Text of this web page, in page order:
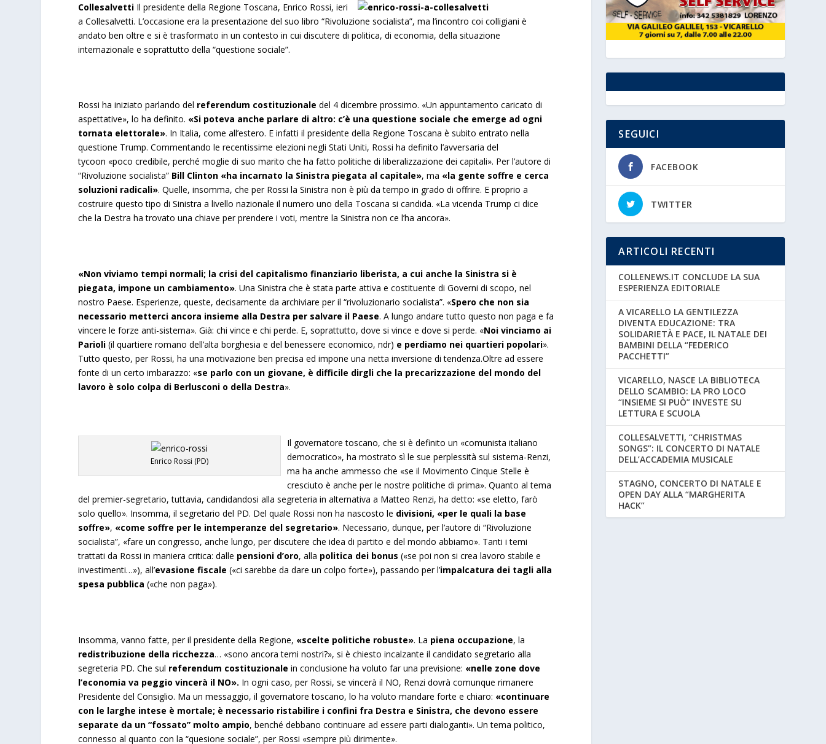
Collesalvetti Il presidente della Regione Toscana, Enrico Rossi, ieri
a Collesalvetti. L’occasione era la presentazione del suo libro “Rivoluzione socialista”, ma l’incontro coi colligiani è
andato ben oltre e si è trasformato in un contesto in cui discutere di politica, di economia, della situazione
internazionale e soprattutto della “questione sociale”.
Rossi ha iniziato parlando del referendum costituzionale del 4 dicembre prossimo. «Un appuntamento caricato di
aspettative», lo ha definito. «Si poteva anche parlare di altro: c’è una questione sociale che emerge ad ogni
tornata elettorale». In Italia, come all’estero. E infatti il presidente della Regione Toscana è subito entrato nella
questione Trump. Commentando le recentissime elezioni negli Stati Uniti, Rossi ha definito l’avversaria del
tycoon «poco credibile, perché moglie di suo marito che ha fatto politiche di liberalizzazione dei capitali». Per l’autore di
“Rivoluzione socialista” Bill Clinton «ha incarnato la Sinistra piegata al capitale», ma «la gente soffre e cerca
soluzioni radicali». Quelle, insomma, che per Rossi la Sinistra non è più da tempo in grado di offrire. E proprio a
costruire questo tipo di Sinistra a livello nazionale il numero uno della Toscana si candida. «La vicenda Trump ci dice
che la Destra ha trovato una chiave per prendere i voti, mentre la Sinistra non ce l’ha ancora».
«Non viviamo tempi normali; la crisi del capitalismo finanziario liberista, a cui anche la Sinistra si è
piegata, impone un cambiamento». Una Sinistra che è stata parte attiva e costituente di Governi di scopo, nel
nostro Paese. Esperienze, queste, decisamente da archiviare per il “rivoluzionario socialista”. «Spero che non sia
necessario metterci ancora insieme alla Destra per salvare il Paese. A lungo andare tutto questo non paga e fa
vincere le forze anti-sistema». Già: chi vince e chi perde. E, soprattutto, dove si vince e dove si perde. «Noi vinciamo ai
Parioli (il quartiere romano dell’alta borghesia e del benessere economico, ndr) e perdiamo nei quartieri popolari».
Tutto questo, per Rossi, ha una motivazione ben precisa ed impone una netta inversione di tendenza.Oltre ad essere
fonte di un certo imbarazzo: «se parlo con un giovane, è difficile dirgli che la precarizzazione del mondo del
lavoro è solo colpa di Berlusconi o della Destra».
Enrico Rossi (PD)
Il governatore toscano, che si è definito un «comunista italiano
democratico», ha mostrato sì le sue perplessità sul sistema-Renzi,
ma ha anche ammesso che «se il Movimento Cinque Stelle è
cresciuto è anche per le nostre politiche di prima». Quanto al tema
del premier-segretario, tuttavia, candidandosi alla segreteria in alternativa a Matteo Renzi, ha detto: «se eletto, farò
solo quello». Insomma, il segretario del PD. Del quale Rossi non ha nascosto le divisioni, «per le quali la base
soffre», «come soffre per le intemperanze del segretario». Necessario, dunque, per l’autore di “Rivoluzione
socialista”, «fare un congresso, anche lungo, per discutere che idea di partito e del mondo abbiamo». Tanti i temi
trattati da Rossi in maniera critica: dalle pensioni d’oro, alla politica dei bonus («se poi non si crea lavoro stabile e
investimenti…»), all’evasione fiscale («ci sarebbe da dare un colpo forte»), passando per l’impalcatura dei tagli alla
spesa pubblica(«che non paga»).
Insomma, vanno fatte, per il presidente della Regione, «scelte politiche robuste». La piena occupazione, la
redistribuzione della ricchezza… «sono ancora temi nostri?», si è chiesto incalzante il candidato segretario alla
segreteria PD. Che sul referendum costituzionale in conclusione ha voluto far una previsione: «nelle zone dove
l’economia va peggio vincerà il NO». In ogni caso, per Rossi, se vincerà il NO, Renzi dovrà comunque rimanere
Presidente del Consiglio. Ma un messaggio, il governatore toscano, lo ha voluto mandare forte e chiaro: «continuare
con le larghe intese è mortale; è necessario ristabilire i confini fra Destra e Sinistra, che devono essere
separate da un “fossato” molto ampio, benché debbano continuare ad essere parti dialoganti». Un tema politico,
connesso al quanto con la “quesione sociale”, per Rossi «sempre più dirimente».
SEGUICI
FACEBOOK
TWITTER
ARTICOLI RECENTI
COLLENEWS.IT CONCLUDE LA SUA
ESPERIENZA EDITORIALE
A VICARELLO LA GENTILEZZA
DIVENTA EDUCAZIONE: TRA
SOLIDARIETÀ E PACE, IL NATALE DEI
BAMBINI DELLA “FEDERICO
PACCHETTI”
VICARELLO, NASCE LA BIBLIOTECA
DELLO SCAMBIO: LA PRO LOCO
“INSIEME SI PUÒ” INVESTE SU
LETTURA E SCUOLA
COLLESALVETTI, “CHRISTMAS
SONGS”: IL CONCERTO DI NATALE
DELL’ACCADEMIA MUSICALE
STAGNO, CONCERTO DI NATALE E
OPEN DAY ALLA “MARGHERITA
HACK”